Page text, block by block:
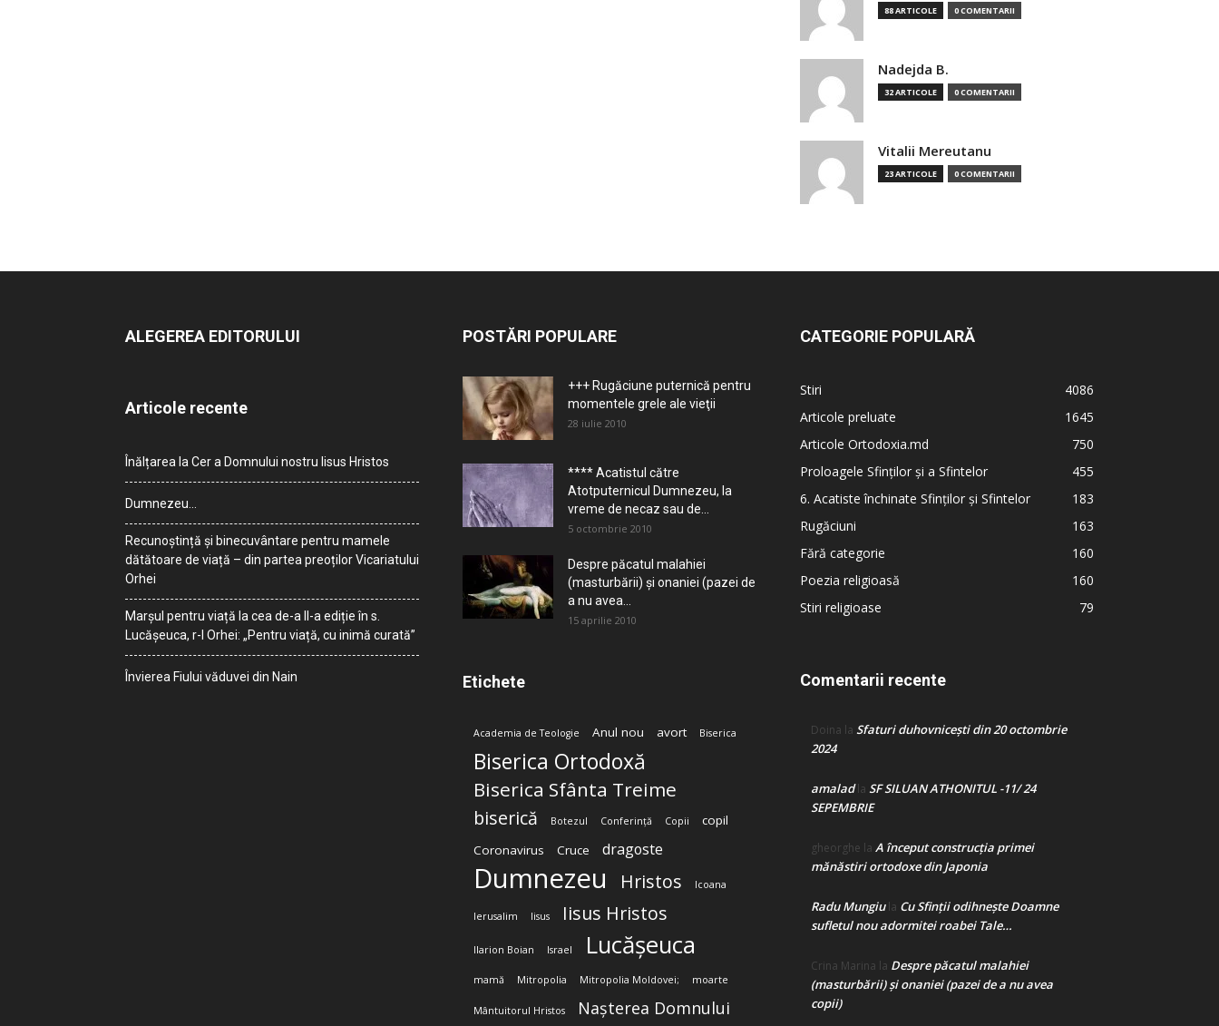
88 ARTICOLE 0 COMENTARII
Nadejda B.
32 ARTICOLE 0 COMENTARII
Vitalii Mereutanu
23 ARTICOLE 0 COMENTARII
ALEGEREA EDITORULUI
Articole recente
Înălțarea la Cer a Domnului nostru Iisus Hristos
Dumnezeu…
Recunoștință și binecuvântare pentru mamele
dătătoare de viață – din partea preoților Vicariatului
Orhei
Marșul pentru viață la cea de-a II-a ediție în s.
Lucășeuca, r-l Orhei: „Pentru viață, cu inimă curată”
Învierea Fiului văduvei din Nain
POSTĂRI POPULARE
+++ Rugăciune puternică pentru
momentele grele ale vieţii
28 iulie 2010
**** Acatistul către
Atotputernicul Dumnezeu, la
vreme de necaz sau de...
5 octombrie 2010
Despre păcatul malahiei
(masturbării) şi onaniei (pazei de
a nu avea...
15 aprilie 2010
Etichete
Academia de Teologie Anul nou avort Biserica
Biserica Ortodoxă
Biserica Sfânta Treime
biserică Botezul Conferință Copii
copil
Coronavirus
Cruce dragoste
Dumnezeu Hristos Icoana
Ierusalim Iisus Iisus Hristos
Ilarion Boian Israel Lucășeuca
mamă Mitropolia Mitropolia Moldovei; moarte
Mântuitorul Hristos Nașterea Domnului
CATEGORIE POPULARĂ
Stiri
4086
Articole preluate
1645
Articole Ortodoxia.md
750
Proloagele Sfinților și a Sfintelor
455
6. Acatiste închinate Sfinților și Sfintelor
183
Rugăciuni
163
Fără categorie
160
Poezia religioasă
160
Stiri religioase
79
Comentarii recente
Doina la Sfaturi duhovnicești din 20 octombrie
2024
amaladla SF SILUAN ATHONITUL -11/ 24
SEPEMBRIE
gheorghe la A început construcţia primei
mănăstiri ortodoxe din Japonia
Radu Mungiula Cu Sfinții odihnește Doamne
sufletul nou adormitei roabei Tale…
Crina Marina la Despre păcatul malahiei
(masturbării) şi onaniei (pazei de a nu avea
copii)